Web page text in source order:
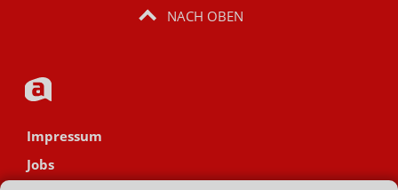
NACH OBEN
Impressum
Jobs